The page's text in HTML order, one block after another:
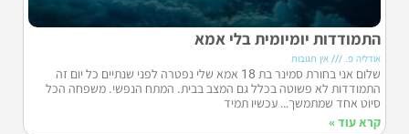
התמודדות יומיומית בלי אמא
אודליה פ. אין תגובות
שלום אני בחורת סמינר בת 18 אמא שלי נפטרה לפני שנתיים כל יום זה
התמודדות לא פשוטה בכלל גם המצב בבית. המתח הנפשי. משפחה הכל
סיוט אחד שמתמשך… עכשיו תמיד
קרא עוד »